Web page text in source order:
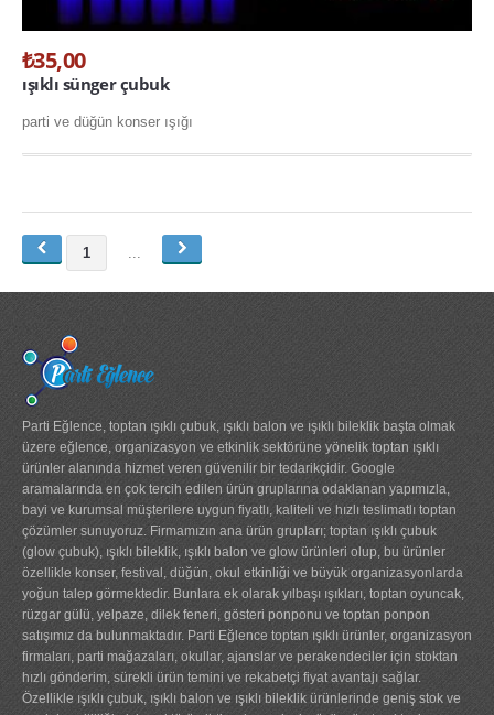
İLETİŞİM
₺35,00
ışıklı sünger çubuk
parti ve düğün konser ışığı
1
Parti Eğlence, toptan ışıklı çubuk, ışıklı balon ve ışıklı bileklik başta olmak
üzere eğlence, organizasyon ve etkinlik sektörüne yönelik toptan ışıklı
ürünler alanında hizmet veren güvenilir bir tedarikçidir. Google
aramalarında en çok tercih edilen ürün gruplarına odaklanan yapımızla,
bayi ve kurumsal müşterilere uygun fiyatlı, kaliteli ve hızlı teslimatlı toptan
çözümler sunuyoruz. Firmamızın ana ürün grupları; toptan ışıklı çubuk
(glow çubuk), ışıklı bileklik, ışıklı balon ve glow ürünleri olup, bu ürünler
özellikle konser, festival, düğün, okul etkinliği ve büyük organizasyonlarda
yoğun talep görmektedir. Bunlara ek olarak yılbaşı ışıkları, toptan oyuncak,
rüzgar gülü, yelpaze, dilek feneri, gösteri ponponu ve toptan ponpon
satışımız da bulunmaktadır. Parti Eğlence toptan ışıklı ürünler, organizasyon
firmaları, parti mağazaları, okullar, ajanslar ve perakendeciler için stoktan
hızlı gönderim, sürekli ürün temini ve rekabetçi fiyat avantajı sağlar.
Özellikle ışıklı çubuk, ışıklı balon ve ışıklı bileklik ürünlerinde geniş stok ve